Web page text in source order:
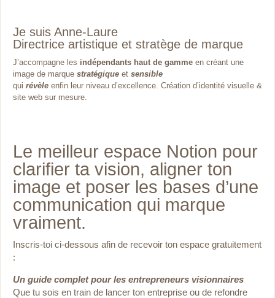
Je suis Anne-Laure
Directrice artistique et stratège de marque
J’accompagne les indépendants haut de gamme en créant une
image de marque stratégique et sensible
qui révèle enfin leur niveau d’excellence. Création d’identité visuelle &
site web sur mesure.
Le meilleur espace Notion pour
clarifier ta vision, aligner ton
image et poser les bases d’une
communication qui marque
vraiment.
Inscris-toi ci-dessous afin de recevoir ton espace gratuitement
:
Un guide complet pour les entrepreneurs visionnaires
Que tu sois en train de lancer ton entreprise ou de refondre